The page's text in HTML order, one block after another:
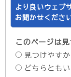
より良いウェブ
お聞かせくださ
このページは
見つけやす
どちらとも